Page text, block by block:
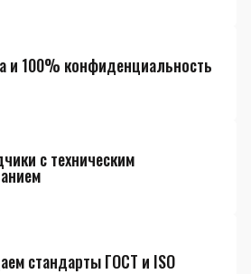
и 100% конфиденциальность
с техническим
стандарты ГОСТ и ISO